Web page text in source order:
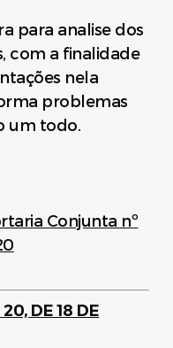
para analise dos
com a finalidade
nela
problemas
um todo.
Conjunta nº
DE 18 DE